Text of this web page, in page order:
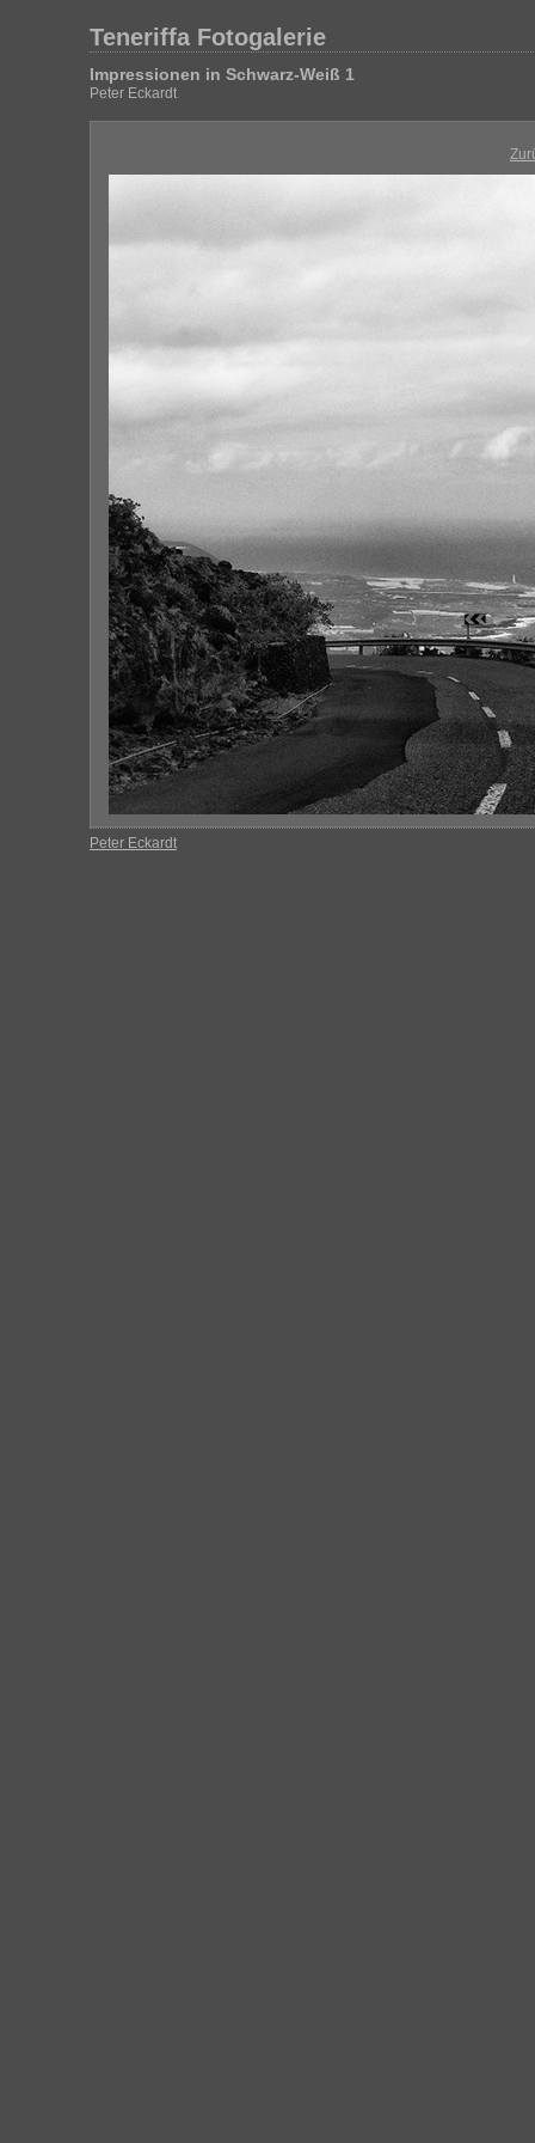
Teneriffa Fotogalerie
Impressionen in Schwarz-Weiß 1
Peter Eckardt
Peter Eckardt